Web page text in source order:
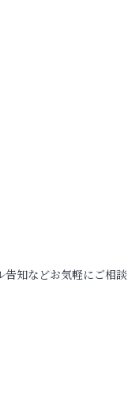
告知などお気軽にご相